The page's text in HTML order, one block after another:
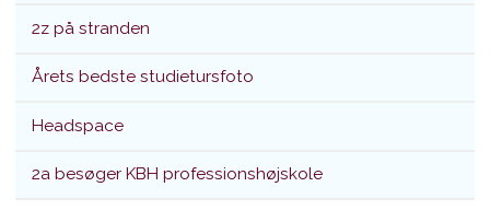
2z på stranden
Årets bedste studietursfoto
Headspace
2a besøger KBH professionshøjskole